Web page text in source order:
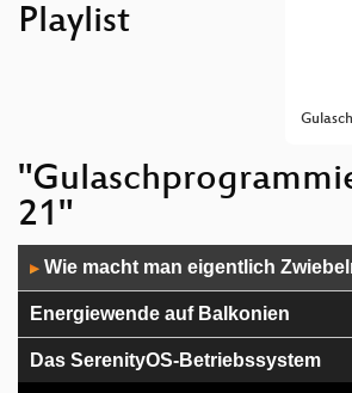
Playlist
21"
Player
▶ Wie macht man eigentlich
Energiewende auf Balkonien
Das SerenityOS-Betriebssystem